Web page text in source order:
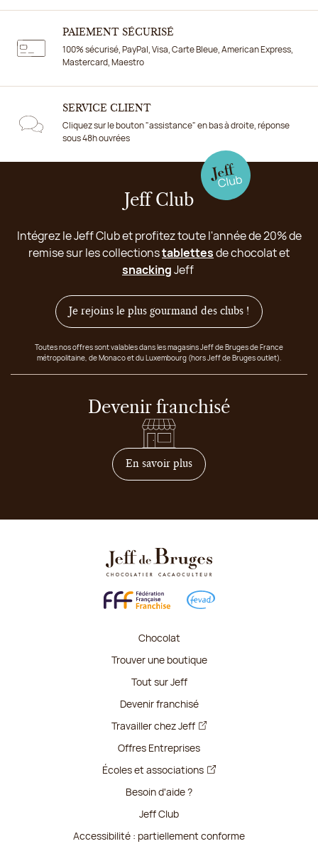
PAIEMENT SÉCURISÉ
100% sécurisé, PayPal, Visa, Carte Bleue, American Express,
Mastercard, Maestro
SERVICE CLIENT
Cliquez sur le bouton "assistance" en bas à droite, réponse
sous 48h ouvrées
Jeff Club
Intégrez le Jeff Club et profitez toute l'année de 20% de
remise sur les collectionstablettesde chocolat et
snackingJeff
Je rejoins le plus gourmand des clubs !
Toutes nos offres sont valables dans les magasins Jeff de Bruges de France
métropolitaine, de Monaco et du Luxembourg (hors Jeff de Bruges outlet).
Devenir franchisé
En savoir plussur comment devenir
Chocolat
Trouver une boutique
Tout sur Jeff
Devenir franchisé
Travailler chez Jeff
Offres Entreprises
Écoles et associations
Besoin d'aide ?
Jeff Club
Accessibilité : partiellement conforme